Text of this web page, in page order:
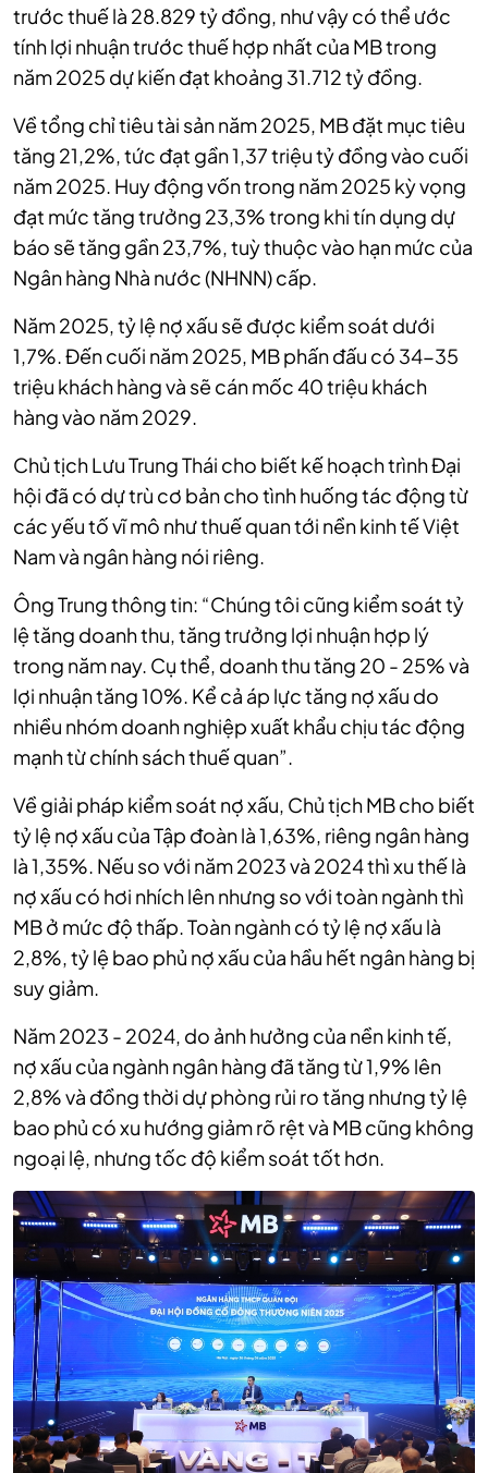
trước thuế là 28.829 tỷ đồng, như vậy có thể ước
tính lợi nhuận trước thuế hợp nhất của MB trong
năm 2025 dự kiến đạt khoảng 31.712 tỷ đồng.
Về tổng chỉ tiêu tài sản năm 2025, MB đặt mục tiêu
tăng 21,2%, tức đạt gần 1,37 triệu tỷ đồng vào cuối
năm 2025. Huy động vốn trong năm 2025 kỳ vọng
đạt mức tăng trưởng 23,3% trong khi tín dụng dự
báo sẽ tăng gần 23,7%, tuỳ thuộc vào hạn mức của
Ngân hàng Nhà nước (NHNN) cấp.
Năm 2025, tỷ lệ nợ xấu sẽ được kiểm soát dưới
1,7%. Đến cuối năm 2025, MB phấn đấu có 34-35
triệu khách hàng và sẽ cán mốc 40 triệu khách
hàng vào năm 2029.
Chủ tịch Lưu Trung Thái cho biết kế hoạch trình Đại
hội đã có dự trù cơ bản cho tình huống tác động từ
các yếu tố vĩ mô như thuế quan tới nền kinh tế Việt
Nam và ngân hàng nói riêng.
Ông Trung thông tin: “Chúng tôi cũng kiểm soát tỷ
lệ tăng doanh thu, tăng trưởng lợi nhuận hợp lý
trong năm nay. Cụ thể, doanh thu tăng 20 - 25% và
lợi nhuận tăng 10%. Kể cả áp lực tăng nợ xấu do
nhiều nhóm doanh nghiệp xuất khẩu chịu tác động
mạnh từ chính sách thuế quan”.
Về giải pháp kiểm soát nợ xấu, Chủ tịch MB cho biết
tỷ lệ nợ xấu của Tập đoàn là 1,63%, riêng ngân hàng
là 1,35%. Nếu so với năm 2023 và 2024 thì xu thế là
nợ xấu có hơi nhích lên nhưng so với toàn ngành thì
MB ở mức độ thấp. Toàn ngành có tỷ lệ nợ xấu là
2,8%, tỷ lệ bao phủ nợ xấu của hầu hết ngân hàng bị
suy giảm.
Năm 2023 - 2024, do ảnh hưởng của nền kinh tế,
nợ xấu của ngành ngân hàng đã tăng từ 1,9% lên
2,8% và đồng thời dự phòng rủi ro tăng nhưng tỷ lệ
bao phủ có xu hướng giảm rõ rệt và MB cũng không
ngoại lệ, nhưng tốc độ kiểm soát tốt hơn.